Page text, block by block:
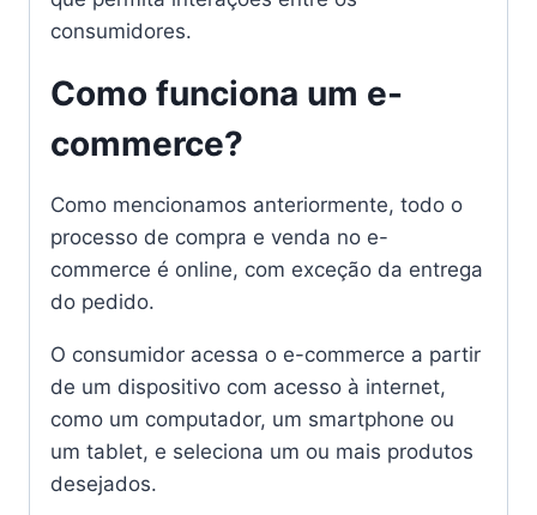
consumidores.
Como funciona um e-
commerce?
Como mencionamos anteriormente, todo o
processo de compra e venda no e-
commerce é online, com exceção da entrega
do pedido.
O consumidor acessa o e-commerce a partir
de um dispositivo com acesso à internet,
como um computador, um smartphone ou
um tablet, e seleciona um ou mais produtos
desejados.